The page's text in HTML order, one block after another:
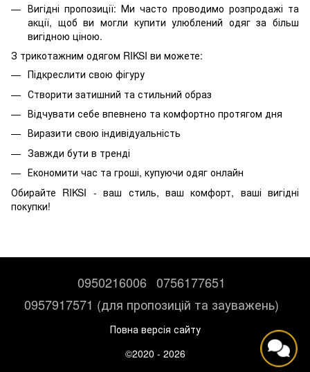
Вигідні пропозиції: Ми часто проводимо розпродажі та
акції, щоб ви могли купити улюблений одяг за більш
вигідною ціною.
З трикотажним одягом RIKSI ви можете:
Підкреслити свою фігуру
Створити затишний та стильний образ
Відчувати себе впевнено та комфортно протягом дня
Виразити свою індивідуальність
Завжди бути в тренді
Економити час та гроші, купуючи одяг онлайн
Обирайте RIKSI - ваш стиль, ваш комфорт, ваші вигідні
покупки!
0950216006 0756177651
0957917571 (для пропозицій та зауважень)
Повна версія сайту
©2020 - 2026